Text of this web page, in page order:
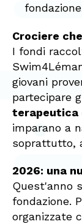
Crociere
I fondi
giovani
partecipare
terapeutica
imparano a
soprattutto,
2026: una
Quest'anno
fondazione.
organizzate